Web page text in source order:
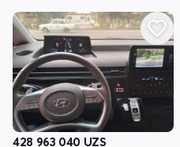
428 963 040 UZS